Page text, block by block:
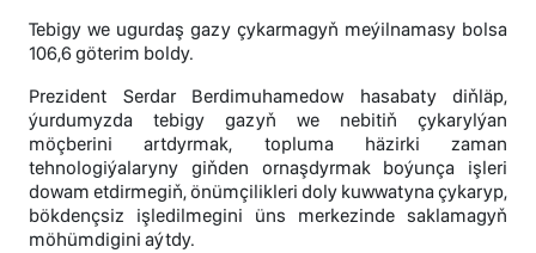
Tebigy we ugurdaş gazy çykarmagyň meýilnamasy bolsa
106,6 göterim boldy.
Prezident Serdar Berdimuhamedow hasabaty diňläp,
ýurdumyzda tebigy gazyň we nebitiň çykarylýan
möçberini artdyrmak, topluma häzirki zaman
tehnologiýalaryny giňden ornaşdyrmak boýunça işleri
dowam etdirmegiň, önümçilikleri doly kuwwatyna çykaryp,
bökdençsiz işledilmegini üns merkezinde saklamagyň
möhümdigini aýtdy.